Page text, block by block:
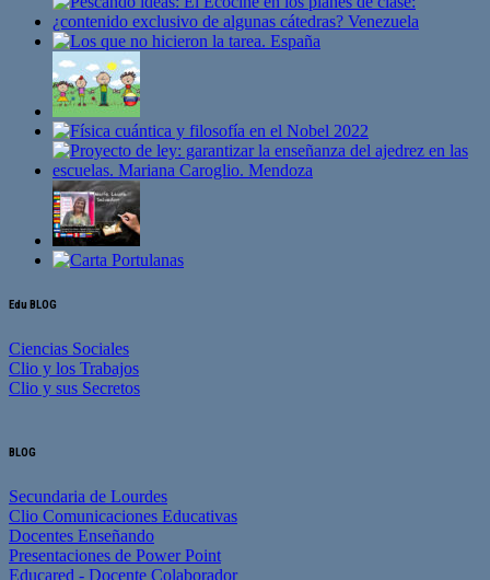
Edu BLOG
Ciencias Sociales
Clio y los Trabajos
Clio y sus Secretos
BLOG
Secundaria de Lourdes
Clio Comunicaciones Educativas
Docentes Enseñando
Presentaciones de Power Point
Educared - Docente Colaborador